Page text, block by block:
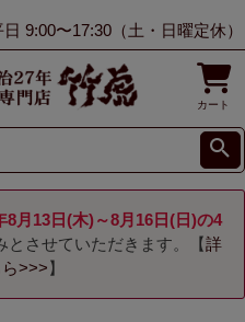
日 9:00〜17:30（土・日曜定休）
カート
8月13日(木)～8月16日(日)の4
とさせていただきます。【詳
>>> 】